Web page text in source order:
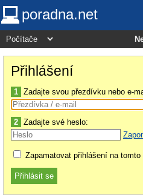
poradna.net
Přihlášení
1 Zadajte svou přezdívku nebo e-
2 Zadajte své heslo:
Zapamatovat přihlášení na tomto